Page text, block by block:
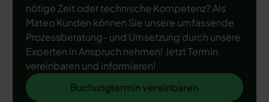
nötige Zeit oder technische Kompetenz? Als
Mateo Kunden können Sie unsere umfassende
Prozessberatung- und Umsetzung durch unsere
Experten in Anspruch nehmen! Jetzt Termin
vereinbaren und informieren!
Buchungtermin vereinbaren
Buchungtermin vereinbaren